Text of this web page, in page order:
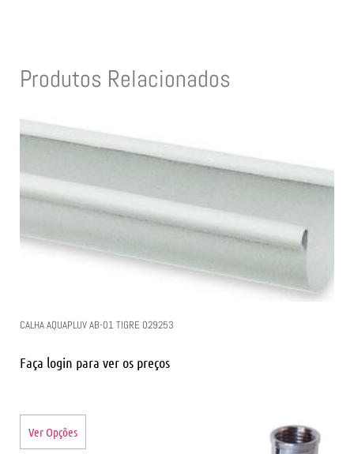
Produtos Relacionados
CALHA AQUAPLUV AB-01 TIGRE 029253
Faça login para ver os preços
Ver Opções